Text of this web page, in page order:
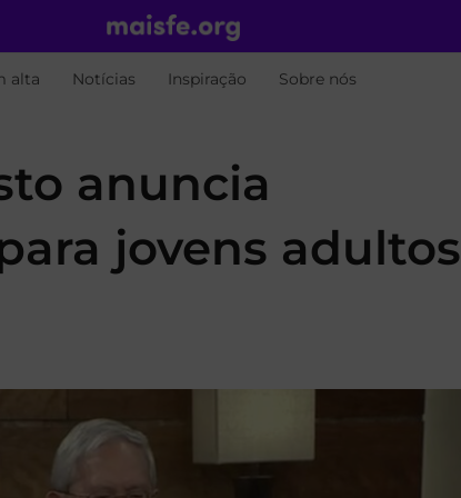
alta Notícias Inspiração Sobre nós
anuncia
jovens adultos